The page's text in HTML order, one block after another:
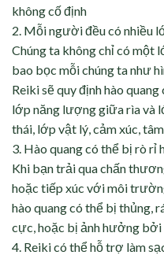
không cố định
2. Mỗi người đều có nhiều
Chúng ta không chỉ có một
bao bọc mỗi chúng ta như
Reiki sẽ quy định hào
lớp năng lượng giữa rìa và
thái, lớp vật lý, cảm xúc,
3. Hào quang có thể bị rò rỉ
Khi bạn trải qua chấn
hoặc tiếp xúc với môi
hào quang có thể bị thủng,
cực, hoặc bị ảnh hưởng bởi
4. Reiki có thể hỗ trợ làm